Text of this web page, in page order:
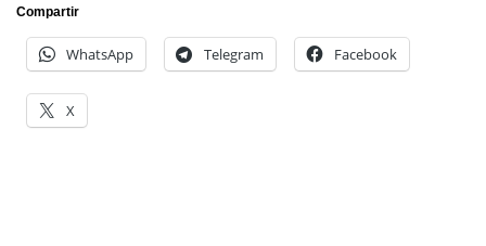
Compartir
WhatsApp Telegram Facebook
X